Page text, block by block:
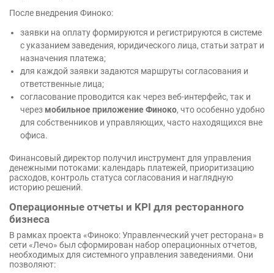
После внедрения Финоко:
заявки на оплату формируются и регистрируются в системе
с указанием заведения, юридического лица, статьи затрат и
назначения платежа;
для каждой заявки задаются маршруты согласования и
ответственные лица;
согласование проводится как через веб-интерфейс, так и
через мобильное приложение Финоко, что особенно удобно
для собственников и управляющих, часто находящихся вне
офиса.
Финансовый директор получил инструмент для управления
денежными потоками: календарь платежей, приоритизацию
расходов, контроль статуса согласования и наглядную
историю решений.
Операционные отчеты и KPI для ресторанного
бизнеса
В рамках проекта «Финоко: Управленческий учет ресторана» в
сети «Лечо» был сформирован набор операционных отчетов,
необходимых для системного управления заведениями. Они
позволяют: